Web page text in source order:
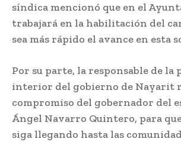
síndica mencionó que en el
trabajará en la habilitación del
sea más rápido el avance en esta
Por su parte, la responsable de la
interior del gobierno de Nayarit
compromiso del gobernador del
Ángel Navarro Quintero, para
siga llegando hasta las